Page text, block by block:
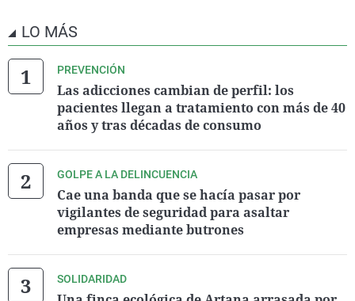
LO MÁS
PREVENCIÓN
Las adicciones cambian de perfil: los
pacientes llegan a tratamiento con más de 40
años y tras décadas de consumo
GOLPE A LA DELINCUENCIA
Cae una banda que se hacía pasar por
vigilantes de seguridad para asaltar
empresas mediante butrones
SOLIDARIDAD